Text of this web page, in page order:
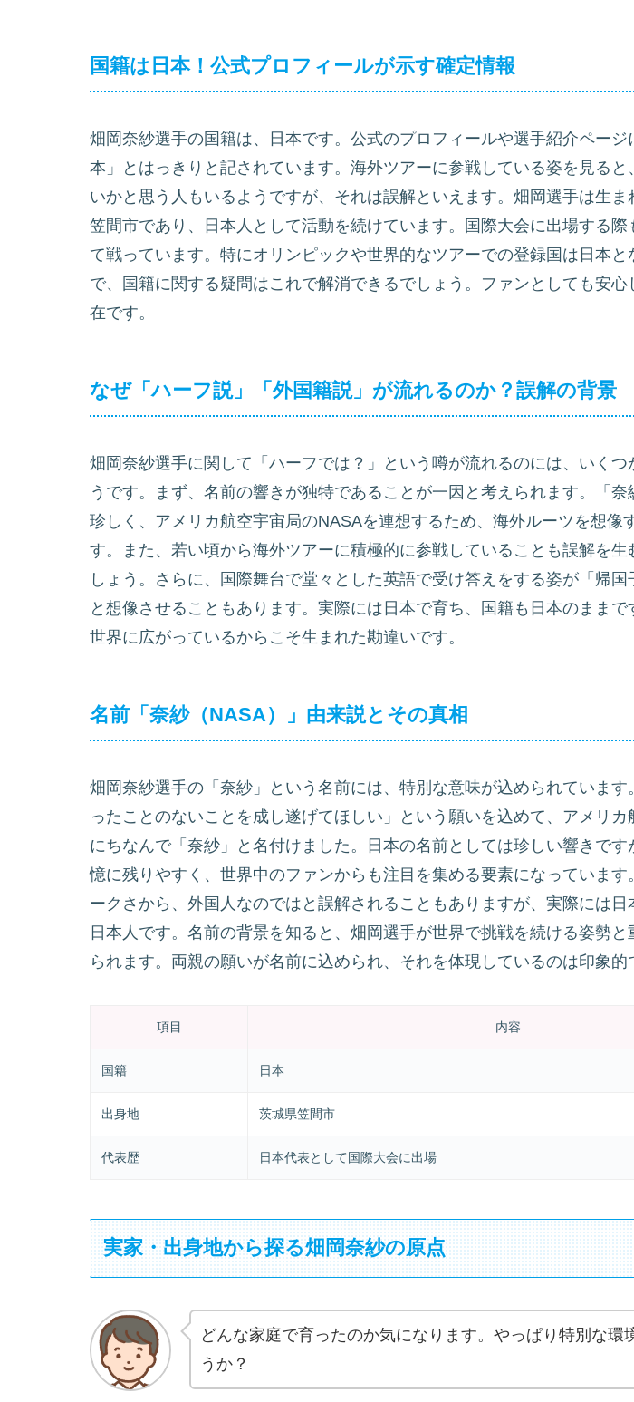
国籍は日本！公式プロフィールが示す確定情報
畑岡奈紗選手の国籍は、日本です。公式のプロフィールや選手紹介ページ
本」とはっきりと記されています。海外ツアーに参戦している姿を見ると
いかと思う人もいるようですが、それは誤解といえます。畑岡選手は生ま
笠間市であり、日本人として活動を続けています。国際大会に出場する際
て戦っています。特にオリンピックや世界的なツアーでの登録国は日本と
で、国籍に関する疑問はこれで解消できるでしょう。ファンとしても安心
在です。
なぜ「ハーフ説」「外国籍説」が流れるのか？誤解の背景
畑岡奈紗選手に関して「ハーフでは？」という噂が流れるのには、いくつ
うです。まず、名前の響きが独特であることが一因と考えられます。「奈
珍しく、アメリカ航空宇宙局のNASAを連想するため、海外ルーツを想像
す。また、若い頃から海外ツアーに積極的に参戦していることも誤解を生
しょう。さらに、国際舞台で堂々とした英語で受け答えをする姿が「帰国
と想像させることもあります。実際には日本で育ち、国籍も日本のまま
世界に広がっているからこそ生まれた勘違いです。
名前「奈紗（NASA）」由来説とその真相
畑岡奈紗選手の「奈紗」という名前には、特別な意味が込められています
ったことのないことを成し遂げてほしい」という願いを込めて、アメリカ
にちなんで「奈紗」と名付けました。日本の名前としては珍しい響きです
憶に残りやすく、世界中のファンからも注目を集める要素になっています
ークさから、外国人なのではと誤解されることもありますが、実際には日
日本人です。名前の背景を知ると、畑岡選手が世界で挑戦を続ける姿勢と
られます。両親の願いが名前に込められ、それを体現しているのは印象的
項目 内容
国籍 日本
出身地 茨城県笠間市
代表歴 日本代表として国際大会に出場
実家・出身地から探る畑岡奈紗の原点
どんな家庭で育ったのか気になります。やっぱり特別な環
うか？